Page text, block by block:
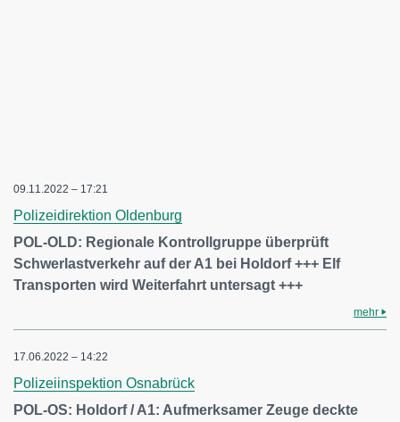
09.11.2022 – 17:21
Polizeidirektion Oldenburg
POL-OLD: Regionale Kontrollgruppe überprüft
Schwerlastverkehr auf der A1 bei Holdorf +++ Elf
Transporten wird Weiterfahrt untersagt +++
mehr
17.06.2022 – 14:22
Polizeiinspektion Osnabrück
POL-OS: Holdorf / A1: Aufmerksamer Zeuge deckte